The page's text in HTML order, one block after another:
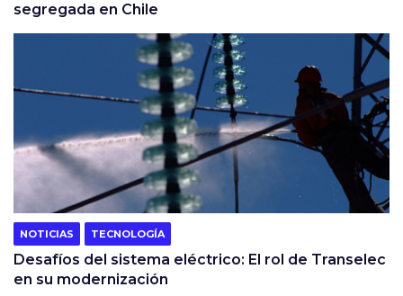
segregada en Chile
NOTICIAS TECNOLOGÍA
Desafíos del sistema eléctrico: El rol de Transelec
en su modernización